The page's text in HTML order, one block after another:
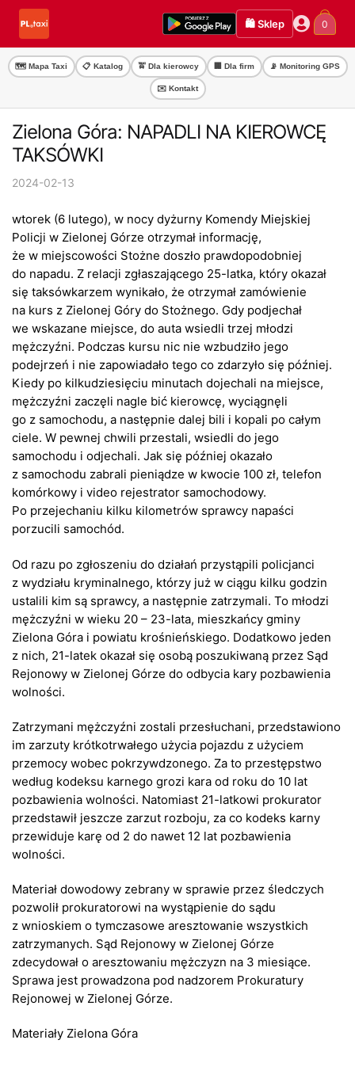
Przejdź
nawigacji
Przejdź
treści
🛍️ Sklep 0
🗺️ Mapa Taxi 📋 Katalog 🚖 Dla kierowcy 🏢 Dla firm 📡 Monitoring GPS
✉️ Kontakt
Zielona Góra: NAPADLI NA KIEROWCĘ
TAKSÓWKI
2024-02-13
wtorek (6 lutego), w nocy dyżurny Komendy Miejskiej
Policji w Zielonej Górze otrzymał informację,
że w miejscowości Stożne doszło prawdopodobniej
do napadu. Z relacji zgłaszającego 25-latka, który okazał
się taksówkarzem wynikało, że otrzymał zamówienie
na kurs z Zielonej Góry do Stożnego. Gdy podjechał
we wskazane miejsce, do auta wsiedli trzej młodzi
mężczyźni. Podczas kursu nic nie wzbudziło jego
podejrzeń i nie zapowiadało tego co zdarzyło się później.
Kiedy po kilkudziesięciu minutach dojechali na miejsce,
mężczyźni zaczęli nagle bić kierowcę, wyciągnęli
go z samochodu, a następnie dalej bili i kopali po całym
ciele. W pewnej chwili przestali, wsiedli do jego
samochodu i odjechali. Jak się później okazało
z samochodu zabrali pieniądze w kwocie 100 zł, telefon
komórkowy i video rejestrator samochodowy.
Po przejechaniu kilku kilometrów sprawcy napaści
porzucili samochód.
Od razu po zgłoszeniu do działań przystąpili policjanci
z wydziału kryminalnego, którzy już w ciągu kilku godzin
ustalili kim są sprawcy, a następnie zatrzymali. To młodzi
mężczyźni w wieku 20 – 23-lata, mieszkańcy gminy
Zielona Góra i powiatu krośnieńskiego. Dodatkowo jeden
z nich, 21-latek okazał się osobą poszukiwaną przez Sąd
Rejonowy w Zielonej Górze do odbycia kary pozbawienia
wolności.
Zatrzymani mężczyźni zostali przesłuchani, przedstawiono
im zarzuty krótkotrwałego użycia pojazdu z użyciem
przemocy wobec pokrzywdzonego. Za to przestępstwo
według kodeksu karnego grozi kara od roku do 10 lat
pozbawienia wolności. Natomiast 21-latkowi prokurator
przedstawił jeszcze zarzut rozboju, za co kodeks karny
przewiduje karę od 2 do nawet 12 lat pozbawienia
wolności.
Materiał dowodowy zebrany w sprawie przez śledczych
pozwolił prokuratorowi na wystąpienie do sądu
z wnioskiem o tymczasowe aresztowanie wszystkich
zatrzymanych. Sąd Rejonowy w Zielonej Górze
zdecydował o aresztowaniu mężczyzn na 3 miesiące.
Sprawa jest prowadzona pod nadzorem Prokuratury
Rejonowej w Zielonej Górze.
Materiały Zielona Góra